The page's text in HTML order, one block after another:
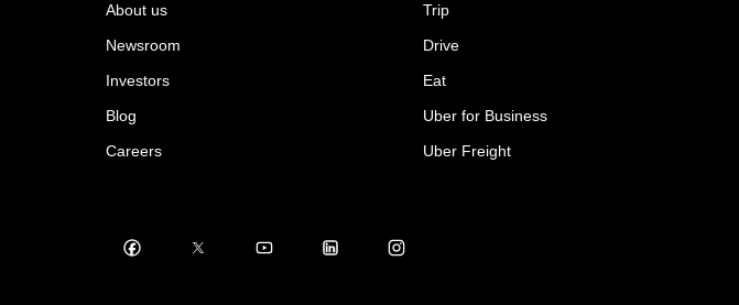
About us
Newsroom
Investors
Blog
Careers
Trip
Drive
Eat
Uber for Business
Uber Freight